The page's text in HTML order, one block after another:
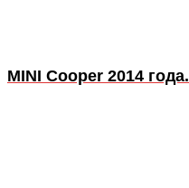
MINI Cooper 2014 года.